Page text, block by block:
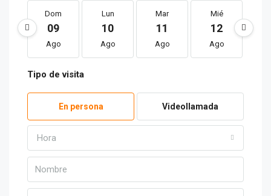
Dom
09
Ago
Lun
10
Ago
Mar
11
Ago
Mié
12
Ago
Tipo de visita
En persona Videollamada
Hora